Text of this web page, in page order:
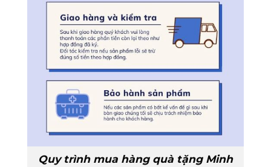
Quy trình mua hàng quà tặng Minh